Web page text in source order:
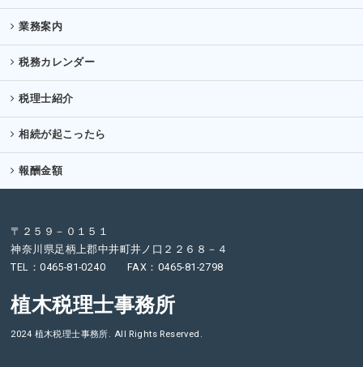
業務案内
税務カレンダー
税理士紹介
相続が起こったら
報酬金額
〒２５９－０１５１
神奈川県足柄上郡中井町井ノ口２２６８－４
TEL：0465-81-0240 FAX：0465-81-2798
植木税理士事務所
2024 植木税理士事務所. All Rights Reserved.